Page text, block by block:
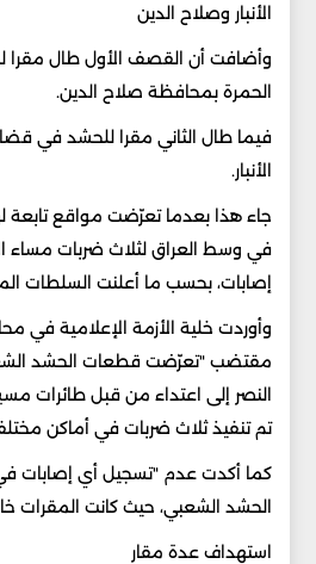
الأنبار وصلاح الدين
وأضافت أن القصف الأول طال
الحمرة بمحافظة صلاح الدين.
فيما طال الثاني مقرا للحشد في
الأنبار.
جاء هذا بعدما تعرّضت مواقع تابعة
في وسط العراق لثلاث ضربات مساء
إصابات، بحسب ما أعلنت السلطات
وأوردت خلية الأزمة الإعلامية في
مقتضب "تعرّضت قطعات الحشد
النصر إلى اعتداء من قبل طائرات
تم تنفيذ ثلاث ضربات في أماكن
كما أكدت عدم "تسجيل أي إصابات
الحشد الشعبي، حيث كانت المقرات
استهداف عدة مقار